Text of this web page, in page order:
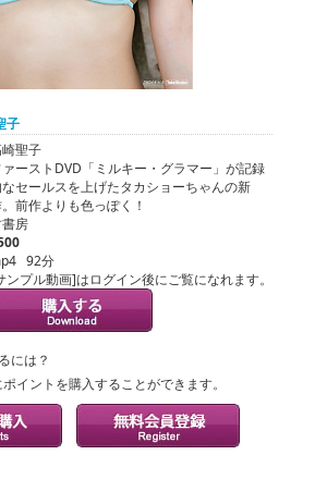
子
聖子
ァーストDVD「ミルキー・グラマー」が記録
セールスを上げたタカショーちゃんの新
前作よりも色っぽく！
房
92分
ンプル動画]はログイン後にご覧になれます。
には？
イントを購入することができます。